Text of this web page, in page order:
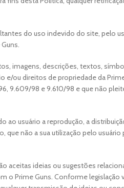
do uso indevido do site, pelo
imagens, descrições, textos,
ou direitos de propriedade da
9.609/98 e 9.610/98 e que não
usuário a reprodução, a
não a sua utilização pelo
aceitas ideias ou sugestões
Prime Guns. Conforme legislação